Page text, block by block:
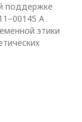
поддержке
А
этики